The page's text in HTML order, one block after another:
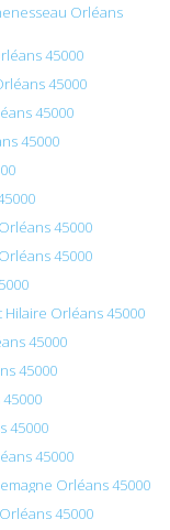
Orléans
45000
45000
45000
45000
45000
45000
Orléans 45000
45000
45000
45000
45000
Orléans 45000
45000